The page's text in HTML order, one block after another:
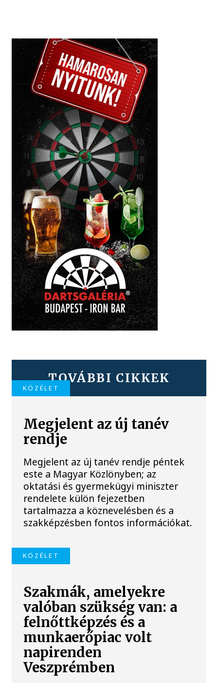
TOVÁBBI CIKKEK
KÖZÉLET
Megjelent az új tanév
rendje
Megjelent az új tanév rendje péntek
este a Magyar Közlönyben; az
oktatási és gyermekügyi miniszter
rendelete külön fejezetben
tartalmazza a köznevelésben és a
szakképzésben fontos információkat.
KÖZÉLET
Szakmák, amelyekre
valóban szükség van: a
felnőttképzés és a
munkaerőpiac volt
napirenden
Veszprémben